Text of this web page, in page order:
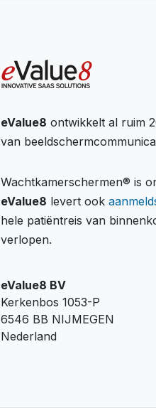
eValue8 ontwikkelt al ruim
van
Wachtkamerschermen® is
eValue8 levert ook
hele patiëntreis van
verlopen.
eValue8 BV
Kerkenbos 1053-P
6546 BB NIJMEGEN
Nederland